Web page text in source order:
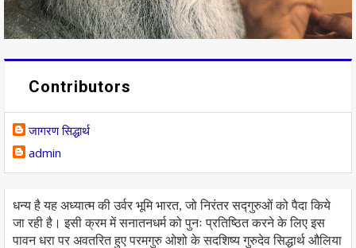
Contributors
जागरण सिद्धार्थ
admin
धन्य है यह अध्यात्म की उर्वर भूमि भारत, जो निरंतर सद्गुरुओं को पैदा किये
जा रही है। इसी क्रम में सनातनधर्म को पुनः प्रतिष्ठित करने के लिए इस
पावन धरा पर अवतरित हुए परमगुरु ओशो के सदशिष्य गुरुदेव सिद्धार्थ औलिया